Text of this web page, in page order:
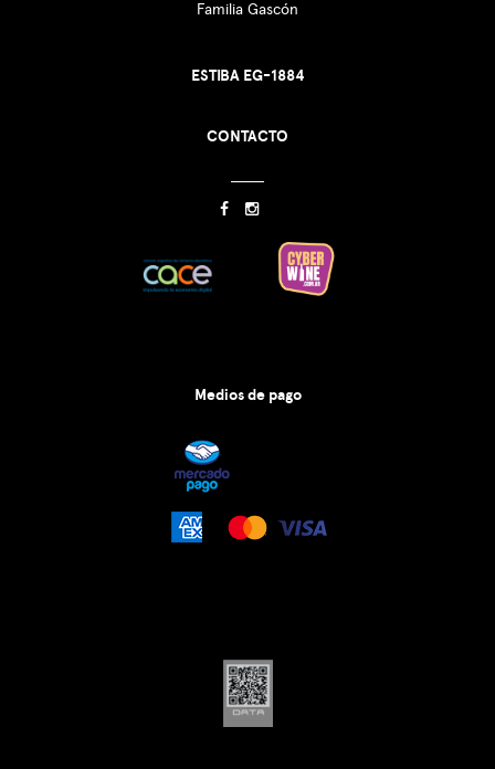
Familia Gascón
ESTIBA EG-1884
CONTACTO
Medios de pago